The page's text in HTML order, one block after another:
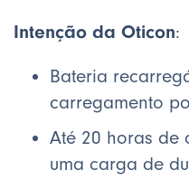
Intenção da Oticon:
Bateria
carregamento
Até 20 horas de
uma carga de